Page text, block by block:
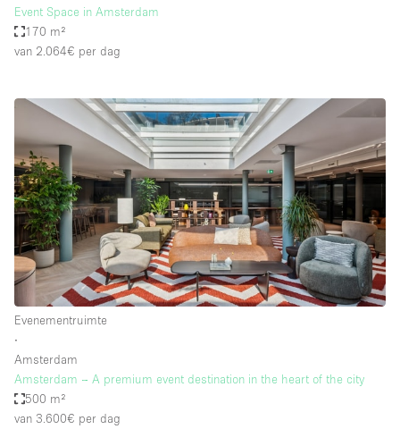
Event Space in Amsterdam
170 m²
van 2.064€ per dag
Evenementruimte
∙
Amsterdam
Amsterdam – A premium event destination in the heart of the city
500 m²
van 3.600€ per dag